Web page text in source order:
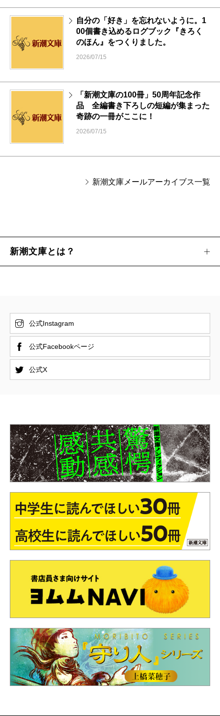
自分の「好き」を忘れないように。1
00個書き込めるログブック『きろく
のほん』をつくりました。
2026/07/15
「新潮文庫の100冊」50周年記念作
品 全編書き下ろしの短編が集まった
奇跡の一冊がここに！
2026/07/15
新潮文庫メールアーカイブス一覧
新潮文庫とは？
公式Instagram
公式Facebookページ
公式X